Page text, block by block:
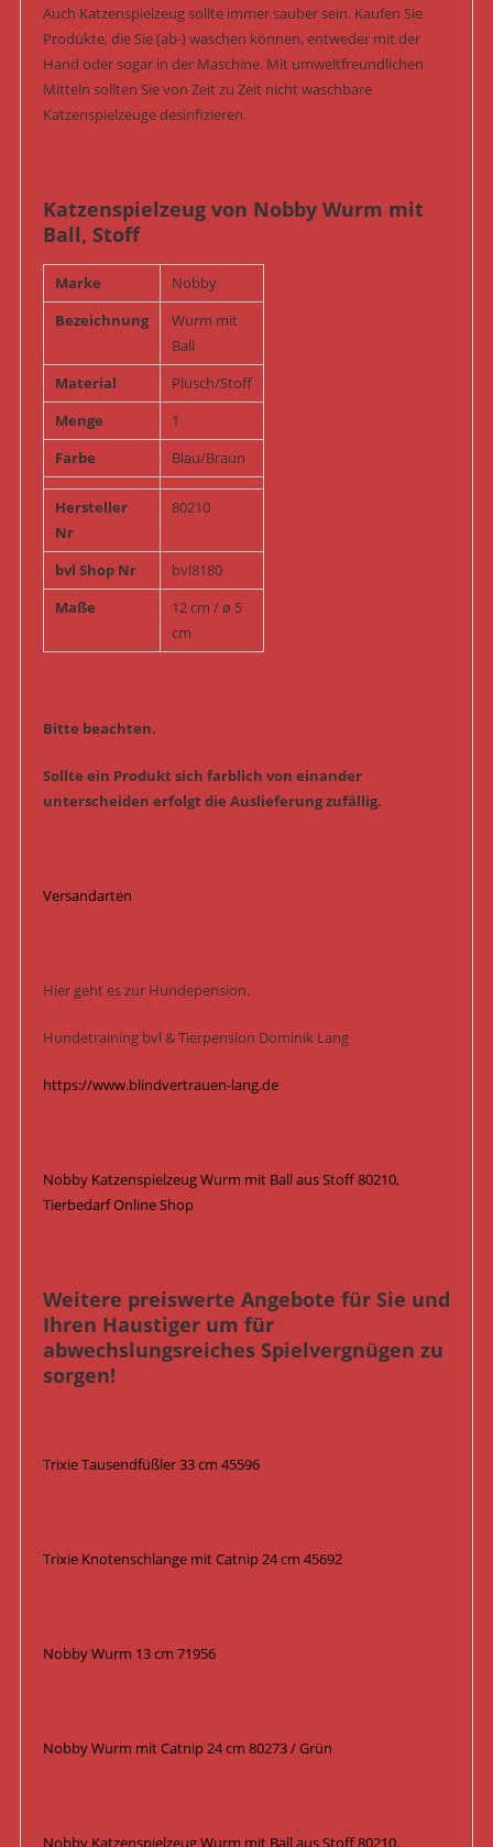
Auch Katzenspielzeug sollte immer sauber sein. Kaufen Sie
Produkte, die Sie (ab-) waschen können, entweder mit der
Hand oder sogar in der Maschine. Mit umweltfreundlichen
Mitteln sollten Sie von Zeit zu Zeit nicht waschbare
Katzenspielzeuge desinfizieren.
Katzenspielzeug von Nobby Wurm mit
Ball, Stoff
Marke
Nobby
Bezeichnung
Wurm mit
Ball
Material
Plüsch/Stoff
Menge
1
Farbe
Blau/Braun
Hersteller
Nr
80210
bvl Shop Nr
bvl8180
Maße
12 cm / ø 5
cm
Bitte beachten.
Sollte ein Produkt sich farblich von einander
unterscheiden erfolgt die Auslieferung zufällig.
Versandarten
Hier geht es zur Hundepension.
Hundetraining bvl & Tierpension Dominik Lang
https://www.blindvertrauen-lang.de
Nobby Katzenspielzeug Wurm mit Ball aus Stoff 80210,
Tierbedarf Online Shop
Weitere preiswerte Angebote für Sie und
Ihren Haustiger um für
abwechslungsreiches Spielvergnügen zu
sorgen!
Trixie Tausendfüßler 33 cm 45596
Trixie Knotenschlange mit Catnip 24 cm 45692
Nobby Wurm 13 cm 71956
Nobby Wurm mit Catnip 24 cm 80273 / Grün
Nobby Katzenspielzeug Wurm mit Ball aus Stoff 80210,